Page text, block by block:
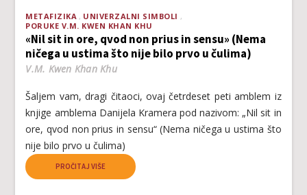
METAFIZIKA
UNIVERZALNI SIMBOLI
PORUKE V.M. KWEN KHAN KHU
«Nil sit in ore, qvod non prius in sensu» (Nema
ničega u ustima što nije bilo prvo u čulima)
V.M. Kwen Khan Khu
Šaljem vam, dragi čitaoci, ovaj četrdeset peti amblem iz
knjige amblema Danijela Kramera pod nazivom: „Nil sit in
ore, qvod non prius in sensu“ (Nema ničega u ustima što
nije bilo prvo u čulima)
PROČITAJ VIŠE